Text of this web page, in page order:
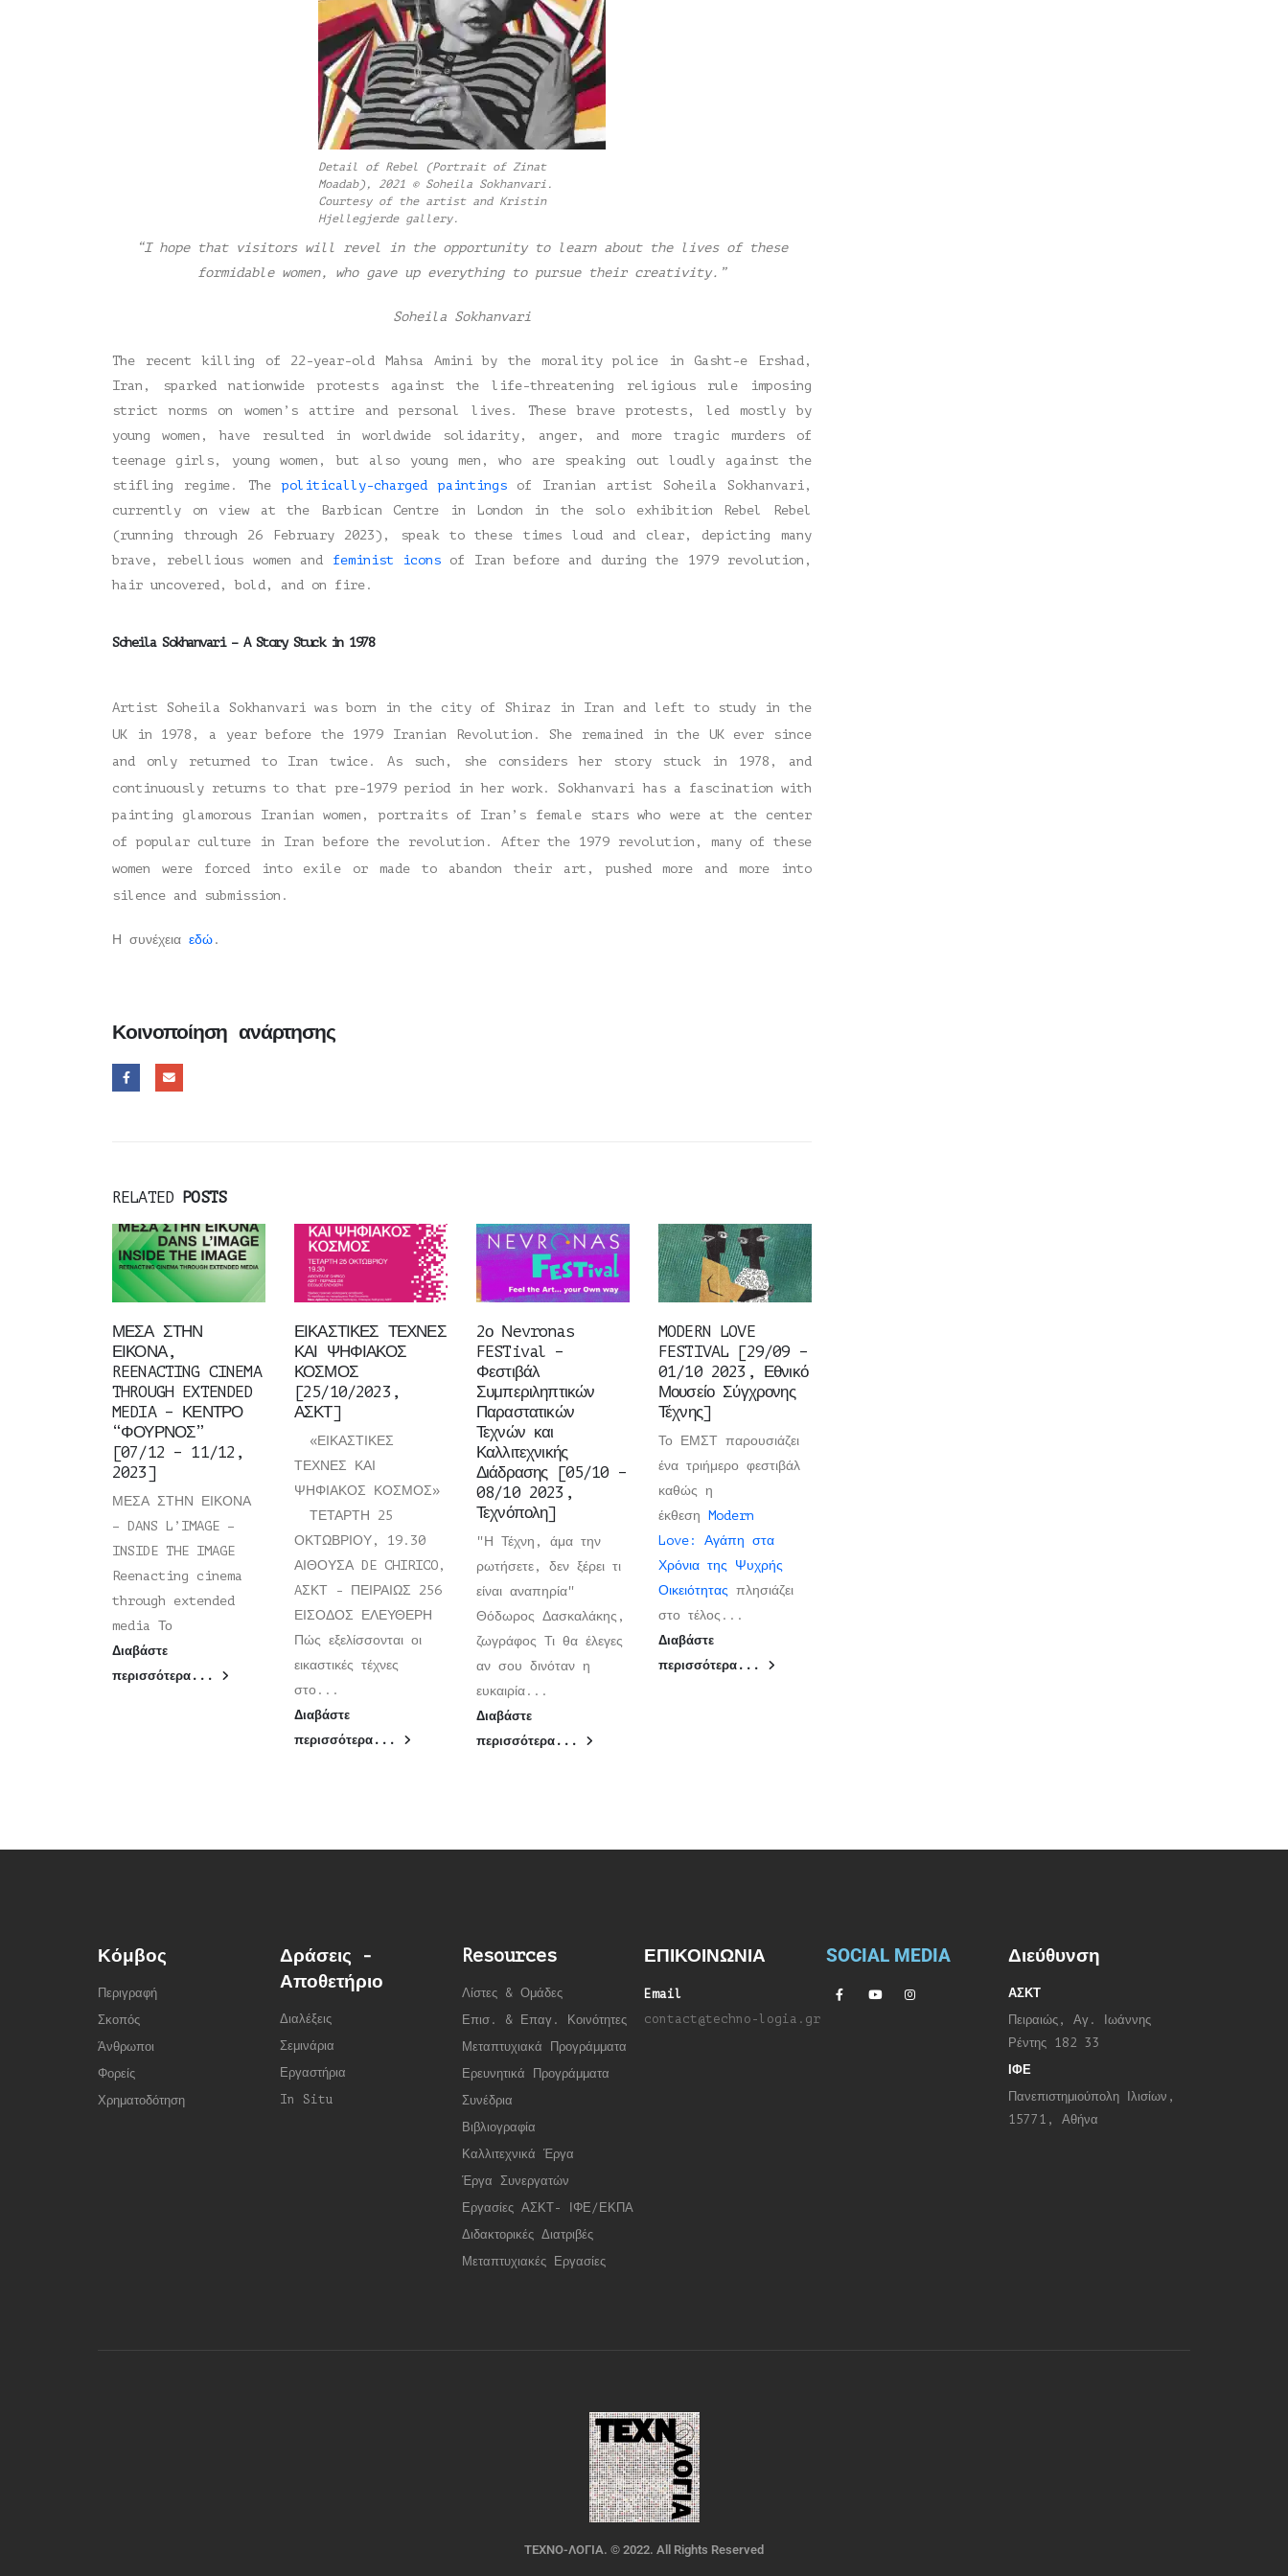
Detail of Rebel (Portrait of Zinat
Moadab), 2021 © Soheila Sokhanvari.
Courtesy of the artist and Kristin
Hjellegjerde gallery.
“I hope that visitors will revel in the opportunity to learn about the lives of these
formidable women, who gave up everything to pursue their creativity.”
Soheila Sokhanvari
The recent killing of 22-year-old Mahsa Amini by the morality police in Gasht-e Ershad,
Iran, sparked nationwide protests against the life-threatening religious rule imposing
strict norms on women’s attire and personal lives. These brave protests, led mostly by
young women, have resulted in worldwide solidarity, anger, and more tragic murders of
teenage girls, young women, but also young men, who are speaking out loudly against the
stifling regime. Thepolitically-charged paintingsof Iranian artist Soheila Sokhanvari,
currently on view at the Barbican Centre in London in the solo exhibition Rebel Rebel
(running through 26 February 2023), speak to these times loud and clear, depicting many
brave, rebellious women and feminist iconsof Iran before and during the 1979 revolution,
hair uncovered, bold, and on fire.
Soheila Sokhanvari – A Story Stuck in 1978
Artist Soheila Sokhanvari was born in the city of Shiraz in Iran and left to study in the
UK in 1978, a year before the 1979 Iranian Revolution. She remained in the UK ever since
and only returned to Iran twice. As such, she considers her story stuck in 1978, and
continuously returns to that pre-1979 period in her work. Sokhanvari has a fascination with
painting glamorous Iranian women, portraits of Iran’s female stars who were at the center
of popular culture in Iran before the revolution. After the 1979 revolution, many of these
women were forced into exile or made to abandon their art, pushed more and more into
silence and submission.
Η συνέχεια εδώ .
Κοινοποίηση ανάρτησης
RELATED POSTS
ΜΕΣΑ ΣΤΗΝ
ΕΙΚΟΝΑ,
REENACTING CINEMA
THROUGH EXTENDED
MEDIA – ΚΕΝΤΡΟ
“ΦΟΥΡΝΟΣ”
[07/12 – 11/12,
2023]
ΜΕΣΑ ΣΤΗΝ ΕΙΚΟΝΑ
– DANS L’IMAGE –
INSIDE THE IMAGE
Reenacting cinema
through extended
media Το
Διαβάστε
περισσότερα...
ΕΙΚΑΣΤΙΚΕΣ ΤΕΧΝΕΣ
ΚΑΙ ΨΗΦΙΑΚΟΣ
ΚΟΣΜΟΣ
[25/10/2023,
ΑΣΚΤ]
«ΕΙΚΑΣΤΙΚΕΣ
ΤΕΧΝΕΣ ΚΑΙ
ΨΗΦΙΑΚΟΣ ΚΟΣΜΟΣ»
ΤΕΤΑΡΤΗ 25
ΟΚΤΩΒΡΙΟΥ, 19.30
ΑΙΘΟΥΣΑ DE CHIRICO,
AΣΚΤ - ΠΕΙΡΑΙΩΣ 256
ΕΙΣΟΔΟΣ ΕΛΕΥΘΕΡΗ
Πώς εξελίσσονται οι
εικαστικές τέχνες
στο...
Διαβάστε
περισσότερα...
2ο Νevronas
FESTival –
Φεστιβάλ
Συμπεριληπτικών
Παραστατικών
Τεχνών και
Καλλιτεχνικής
Διάδρασης [05/10 –
08/10 2023,
Τεχνόπολη]
"Η Τέχνη, άμα την
ρωτήσετε, δεν ξέρει τι
είναι αναπηρία"
Θόδωρος Δασκαλάκης,
ζωγράφος Τι θα έλεγες
αν σου δινόταν η
ευκαιρία...
Διαβάστε
περισσότερα...
MODERN LOVE
FESTIVAL [29/09 –
01/10 2023, Εθνικό
Μουσείο Σύγχρονης
Τέχνης]
Το ΕΜΣΤ παρουσιάζει
ένα τριήμερο φεστιβάλ
καθώς η
έκθεση Modern
Love: Αγάπη στα
Χρόνια της Ψυχρής
Οικειότητας πλησιάζει
στο τέλος...
Διαβάστε
περισσότερα...
Κόμβος
Περιγραφή
Σκοπός
Άνθρωποι
Φορείς
Χρηματοδότηση
Δράσεις -
Αποθετήριο
Διαλέξεις
Σεμινάρια
Εργαστήρια
In Situ
Resources
Λίστες & Ομάδες
Επισ. & Επαγ. Κοινότητες
Μεταπτυχιακά Προγράμματα
Ερευνητικά Προγράμματα
Συνέδρια
Βιβλιογραφία
Καλλιτεχνικά Έργα
Έργα Συνεργατών
Εργασίες ΑΣΚΤ- ΙΦΕ/ΕΚΠΑ
Διδακτορικές Διατριβές
Μεταπτυχιακές Εργασίες
ΕΠΙΚΟΙΝΩΝΙΑ
Email
contact@techno-logia.gr
SOCIAL MEDIA Διεύθυνση
ΑΣΚΤ
Πειραιώς, Αγ. Ιωάννης
Ρέντης 182 33
ΙΦΕ
Πανεπιστημιούπολη Ιλισίων,
15771, Αθήνα
ΤΕΧΝΟ-ΛΟΓΙΑ. © 2022. All Rights Reserved